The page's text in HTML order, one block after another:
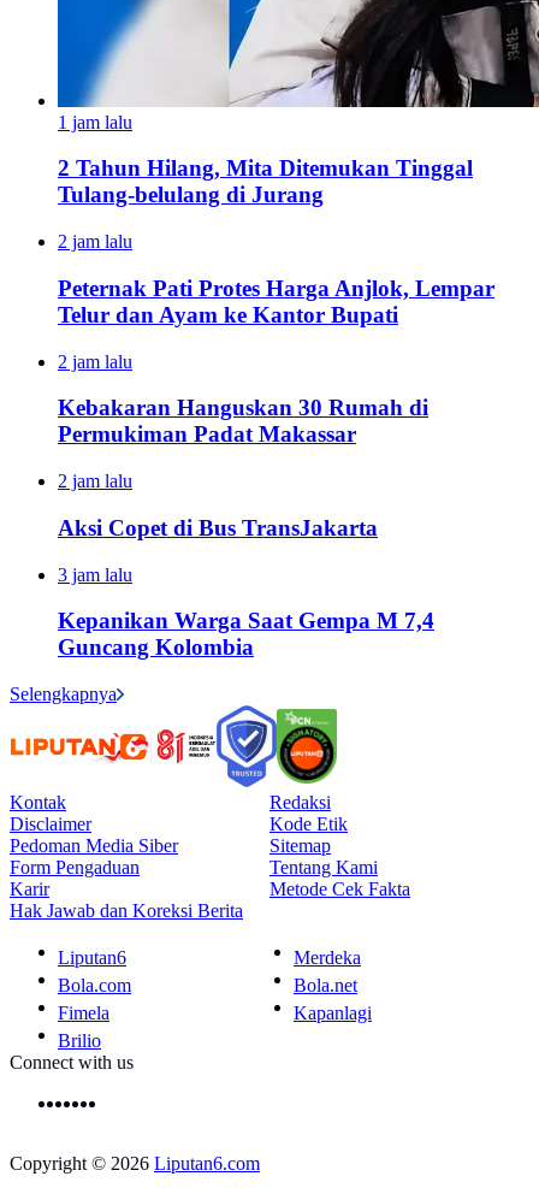
1 jam lalu
2 Tahun Hilang, Mita Ditemukan Tinggal
Tulang-belulang di Jurang
2 jam lalu
Peternak Pati Protes Harga Anjlok, Lempar
Telur dan Ayam ke Kantor Bupati
2 jam lalu
Kebakaran Hanguskan 30 Rumah di
Permukiman Padat Makassar
2 jam lalu
Aksi Copet di Bus TransJakarta
3 jam lalu
Kepanikan Warga Saat Gempa M 7,4
Guncang Kolombia
Selengkapnya
Kontak
Redaksi
Disclaimer
Kode Etik
Pedoman Media Siber
Sitemap
Form Pengaduan
Tentang Kami
Karir
Metode Cek Fakta
Hak Jawab dan Koreksi Berita
Liputan6
Merdeka
Bola.com
Bola.net
Fimela
Kapanlagi
Brilio
Connect with us
Copyright © 2026 Liputan6.com